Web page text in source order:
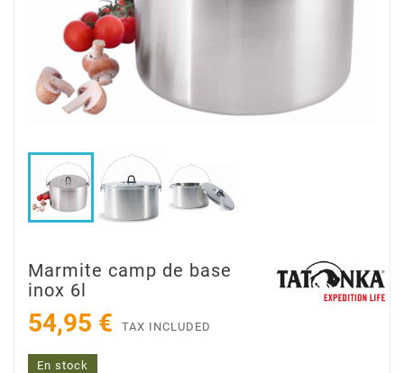
Marmite camp de base
inox 6l
54,95 € TAX INCLUDED
En stock